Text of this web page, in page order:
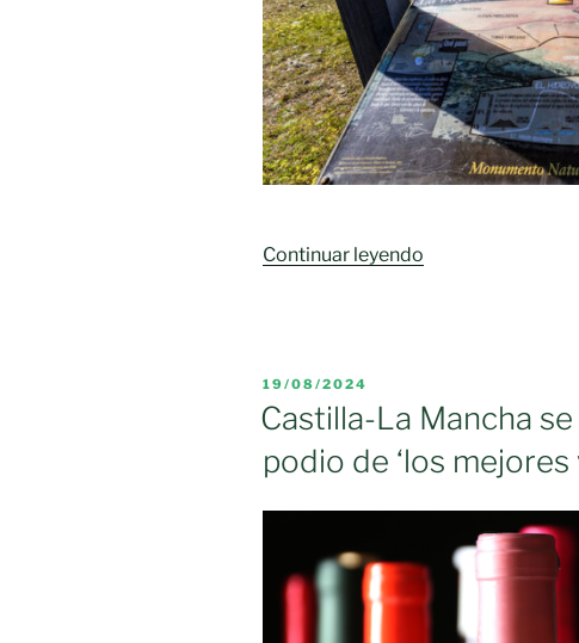
Continuar leyendo
nueva
denominación
origen»
PUBLICADO
EL
19/08/2024
Castilla-La Mancha
podio de ‘los mejores